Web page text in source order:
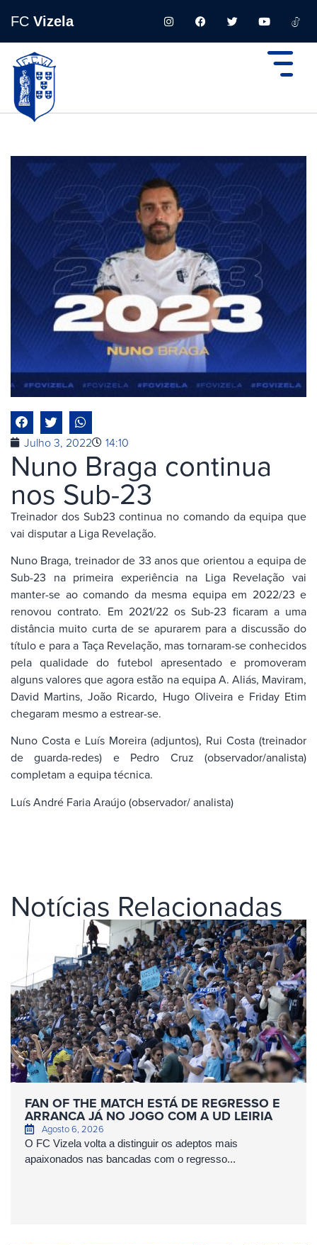
FC Vizela
Julho 3, 2022 14:10
Nuno Braga continua
nos Sub-23
Treinador dos Sub23 continua no comando da equipa que
vai disputar a Liga Revelação.
Nuno Braga, treinador de 33 anos que orientou a equipa de
Sub-23 na primeira experiência na Liga Revelação vai
manter-se ao comando da mesma equipa em 2022/23 e
renovou contrato. Em 2021/22 os Sub-23 ficaram a uma
distância muito curta de se apurarem para a discussão do
título e para a Taça Revelação, mas tornaram-se conhecidos
pela qualidade do futebol apresentado e promoveram
alguns valores que agora estão na equipa A. Aliás, Maviram,
David Martins, João Ricardo, Hugo Oliveira e Friday Etim
chegaram mesmo a estrear-se.
Nuno Costa e Luís Moreira (adjuntos), Rui Costa (treinador
de guarda-redes) e Pedro Cruz (observador/analista)
completam a equipa técnica.
Luís André Faria Araújo (observador/ analista)
Notícias Relacionadas
FAN OF THE MATCH ESTÁ DE REGRESSO E
ARRANCA JÁ NO JOGO COM A UD LEIRIA
Agosto 6, 2026
O FC Vizela volta a distinguir os adeptos mais
apaixonados nas bancadas com o regresso...